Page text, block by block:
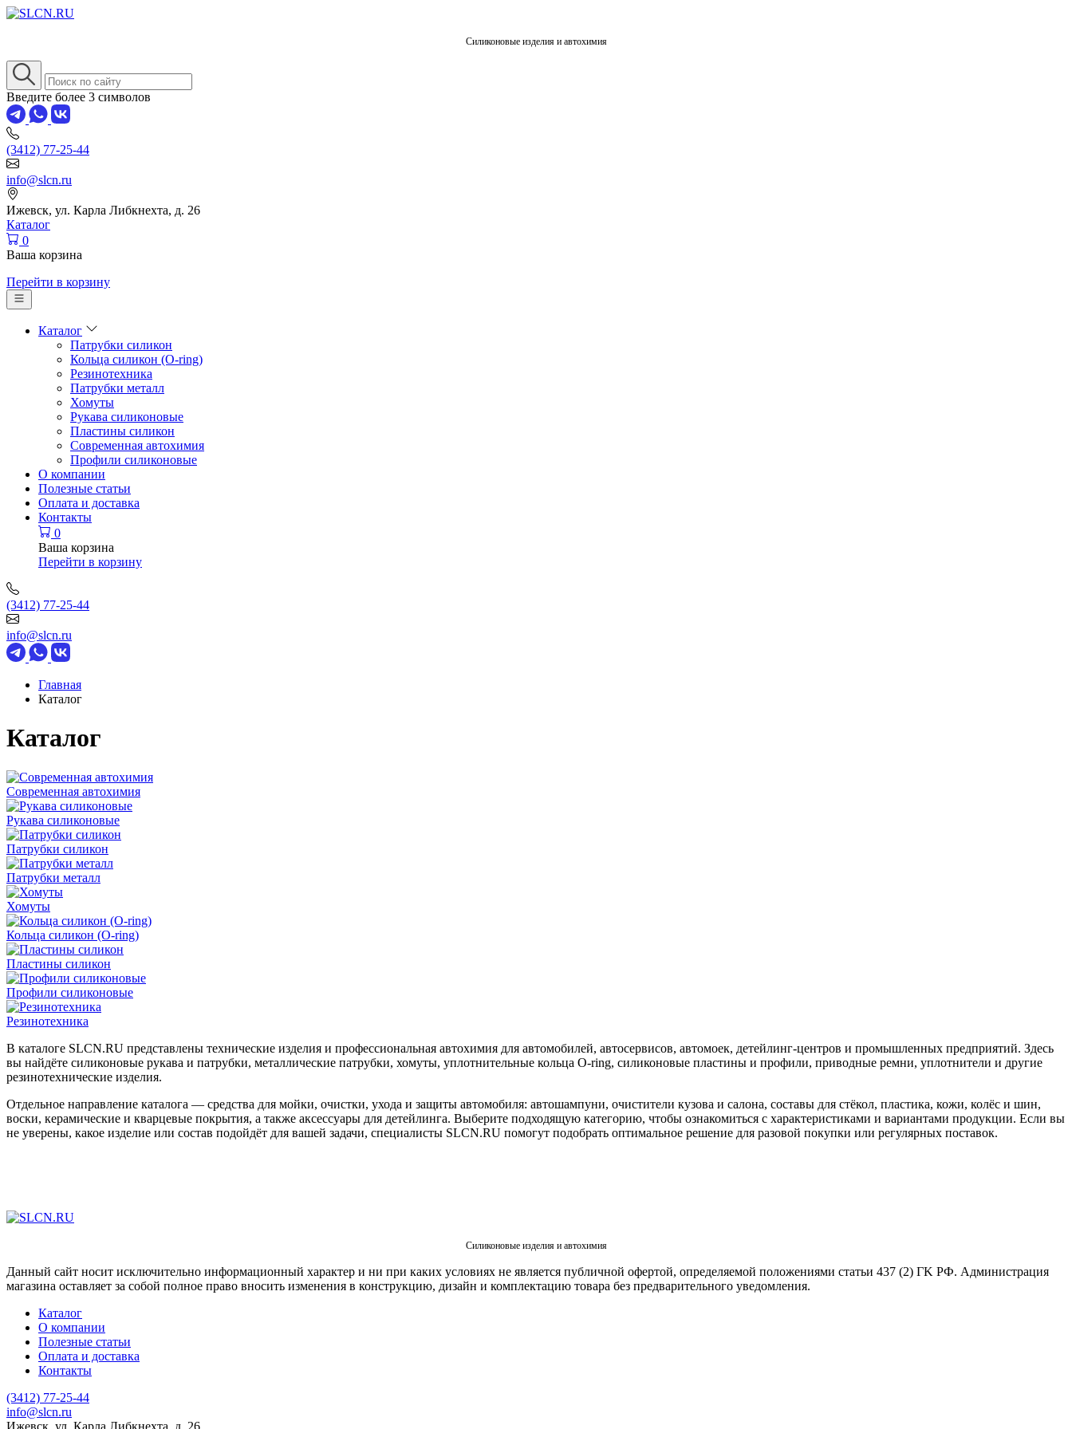
Силиконовые изделия и автохимия
Введите более 3 символов
(3412) 77-25-44
info@slcn.ru
Ижевск, ул. Карла Либкнехта, д. 26
Каталог
0
Ваша корзина
Перейти в корзину
Каталог
Патрубки силикон
Кольца силикон (O-ring)
Резинотехника
Патрубки металл
Хомуты
Рукава силиконовые
Пластины силикон
Современная автохимия
Профили силиконовые
О компании
Полезные статьи
Оплата и доставка
Контакты
0
Ваша корзина
Перейти в корзину
(3412) 77-25-44
info@slcn.ru
Главная
Каталог
Каталог
Современная автохимия
Рукава силиконовые
Патрубки силикон
Патрубки металл
Хомуты
Кольца силикон (O-ring)
Пластины силикон
Профили силиконовые
Резинотехника
В каталоге SLCN.RU представлены технические изделия и профессиональная автохимия для автомобилей, автосервисов, автомоек, детейлинг-центров и промышленных предприятий. Здесь
вы найдёте силиконовые рукава и патрубки, металлические патрубки, хомуты, уплотнительные кольца O-ring, силиконовые пластины и профили, приводные ремни, уплотнители и другие
резинотехнические изделия.
Отдельное направление каталога — средства для мойки, очистки, ухода и защиты автомобиля: автошампуни, очистители кузова и салона, составы для стёкол, пластика, кожи, колёс и шин,
воски, керамические и кварцевые покрытия, а также аксессуары для детейлинга. Выберите подходящую категорию, чтобы ознакомиться с характеристиками и вариантами продукции. Если вы
не уверены, какое изделие или состав подойдёт для вашей задачи, специалисты SLCN.RU помогут подобрать оптимальное решение для разовой покупки или регулярных поставок.
Силиконовые изделия и автохимия
Данный сайт носит исключительно информационный характер и ни при каких условиях не является публичной офертой, определяемой положениями статьи 437 (2) ГK РФ. Администрация
магазина оставляет за собой полное право вносить изменения в конструкцию, дизайн и комплектацию товара без предварительного уведомления.
Каталог
О компании
Полезные статьи
Оплата и доставка
Контакты
(3412) 77-25-44
info@slcn.ru
Ижевск, ул. Карла Либкнехта, д. 26